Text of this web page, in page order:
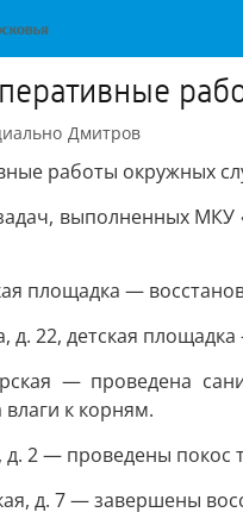
Дмитров
работы окружных
выполненных МКУ
площадка —
22, детская
— проведена
к корням.
д. 2 — проведены покос
д. 7 — завершены